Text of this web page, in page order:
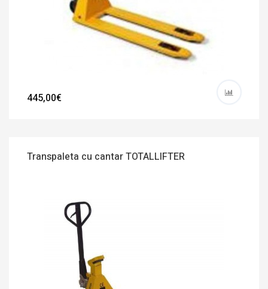
445,00€
Transpaleta cu cantar TOTALLIFTER